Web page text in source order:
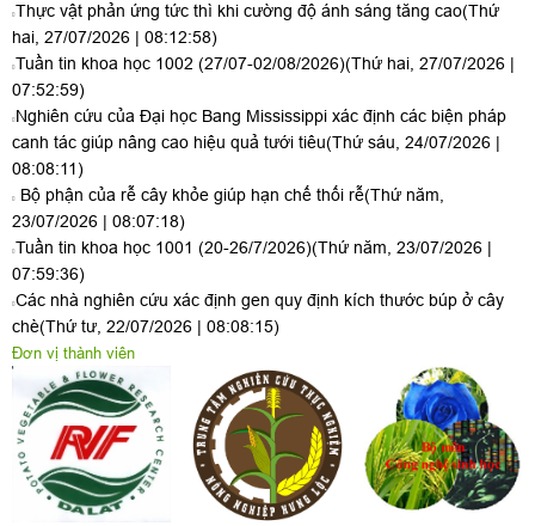
Thực vật phản ứng tức thì khi cường độ ánh sáng tăng cao(Thứ
hai, 27/07/2026 | 08:12:58)
Tuần tin khoa học 1002 (27/07-02/08/2026)(Thứ hai, 27/07/2026 |
07:52:59)
Nghiên cứu của Đại học Bang Mississippi xác định các biện pháp
canh tác giúp nâng cao hiệu quả tưới tiêu(Thứ sáu, 24/07/2026 |
08:08:11)
Bộ phận của rễ cây khỏe giúp hạn chế thối rễ(Thứ năm,
23/07/2026 | 08:07:18)
Tuần tin khoa học 1001 (20-26/7/2026)(Thứ năm, 23/07/2026 |
07:59:36)
Các nhà nghiên cứu xác định gen quy định kích thước búp ở cây
chè(Thứ tư, 22/07/2026 | 08:08:15)
Đơn vị thành viên